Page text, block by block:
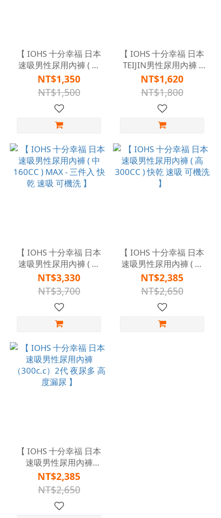
【 IOHS 十分幸福 日本
速吸男性尿用內褲 ( 微
50CC ) 快乾 速吸 可機
洗 】
NT$1,350
NT$1,500
【 IOHS 十分幸福 日本
TEIJIN男性尿用內褲 (
中 80CC ) 快乾 速吸 可
機洗 】
NT$1,620
NT$1,800
【 IOHS 十分幸福 日本
速吸男性尿用內褲 ( 中
160CC ) MAX - 三件入NT$3,330
NT$3,700
【 IOHS 十分幸福 日本
速吸男性尿用內褲 ( 高
300CC ) 快乾 速吸 可機
洗 】
NT$2,385
NT$2,650
【 IOHS 十分幸福 日本
速吸男性尿用內褲
（300c.c）2代 夜尿多
高度漏尿 】
NT$2,385
NT$2,650